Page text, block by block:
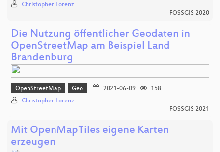
Christopher Lorenz
FOSSGIS 2020
Die Nutzung öffentlicher Geodaten in
OpenStreetMap am Beispiel Land
Brandenburg
OpenStreetMap Geo 2021-06-09
158
Christopher Lorenz
FOSSGIS 2021
Mit OpenMapTiles eigene Karten
erzeugen